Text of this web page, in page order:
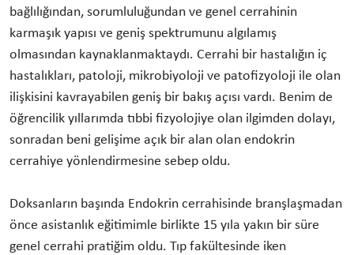
bağlılığından, sorumluluğundan ve genel cerrahinin
karmaşık yapısı ve geniş spektrumunu algılamış
olmasından kaynaklanmaktaydı. Cerrahi bir hastalığın iç
hastalıkları, patoloji, mikrobiyoloji ve patofizyoloji ile olan
ilişkisini kavrayabilen geniş bir bakış açısı vardı. Benim de
öğrencilik yıllarımda tıbbi fizyolojiye olan ilgimden dolayı,
sonradan beni gelişime açık bir alan olan endokrin
cerrahiye yönlendirmesine sebep oldu.
Doksanların başında Endokrin cerrahisinde branşlaşmadan
önce asistanlık eğitimimle birlikte 15 yıla yakın bir süre
genel cerrahi pratiğim oldu. Tıp fakültesinde iken